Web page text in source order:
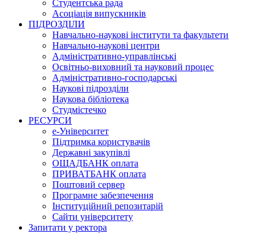
Студентська рада
Асоціація випускників
ПІДРОЗДІЛИ
Навчально-наукові інститути та факультети
Навчально-наукові центри
Адміністративно-управлінські
Освітньо-виховний та науковий процес
Адміністративно-господарські
Наукові підрозділи
Наукова бібліотека
Студмістечко
РЕСУРСИ
е-Університет
Підтримка користувачів
Державні закупівлі
ОЩАДБАНК оплата
ПРИВАТБАНК оплата
Поштовий сервер
Програмне забезпечення
Інституційний репозитарій
Сайти університету
Запитати у ректора